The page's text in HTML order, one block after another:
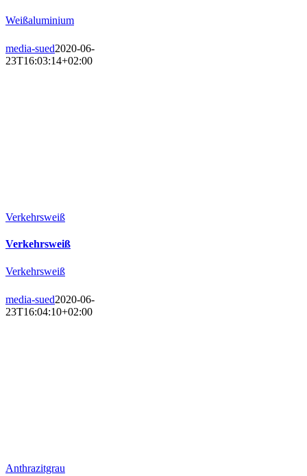
Weißaluminium
media-sued2020-06-
23T16:03:14+02:00
Verkehrsweiß
Verkehrsweiß
Verkehrsweiß
media-sued2020-06-
23T16:04:10+02:00
Anthrazitgrau